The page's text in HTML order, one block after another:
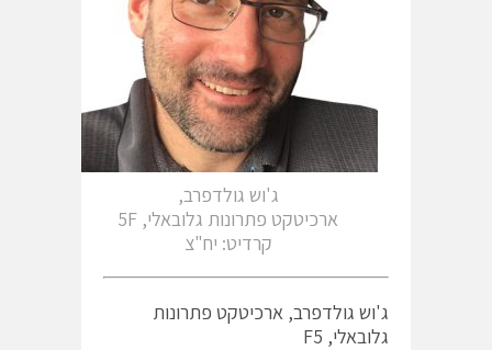
ג'וש גולדפרב,
ארכיטקט פתרונות גלובאלי, 5F
קרדיט: יח"צ
ג'וש גולדפרב, ארכיטקט פתרונות
גלובאלי, F5